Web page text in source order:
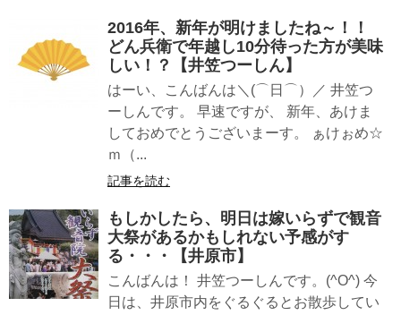
2016年、新年が明けましたね～！！
どん兵衛で年越し10分待った方が美味
しい！？【井笠つーしん】
はーい、こんばんは＼(⌒日⌒）／ 井笠つ
ーしんです。 早速ですが、 新年、あけま
しておめでとうございまーす。 ぁけぉめ☆
ｍ（...
記事を読む
もしかしたら、明日は嫁いらずで観音
大祭があるかもしれない予感がす
る・・・【井原市】
こんばんは！ 井笠つーしんです。(^O^) 今
日は、井原市内をぐるぐるとお散歩してい